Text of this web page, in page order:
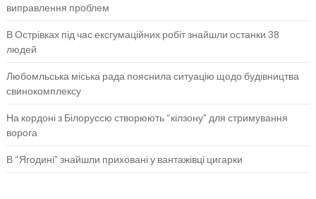
виправлення проблем
В Острівках під час ексгумаційних робіт знайшли останки 38
людей
Любомльська міська рада пояснила ситуацію щодо будівництва
свинокомплексу
На кордоні з Білоруссю створюють “кілзону” для стримування
ворога
В “Ягодині” знайшли приховані у вантажівці цигарки